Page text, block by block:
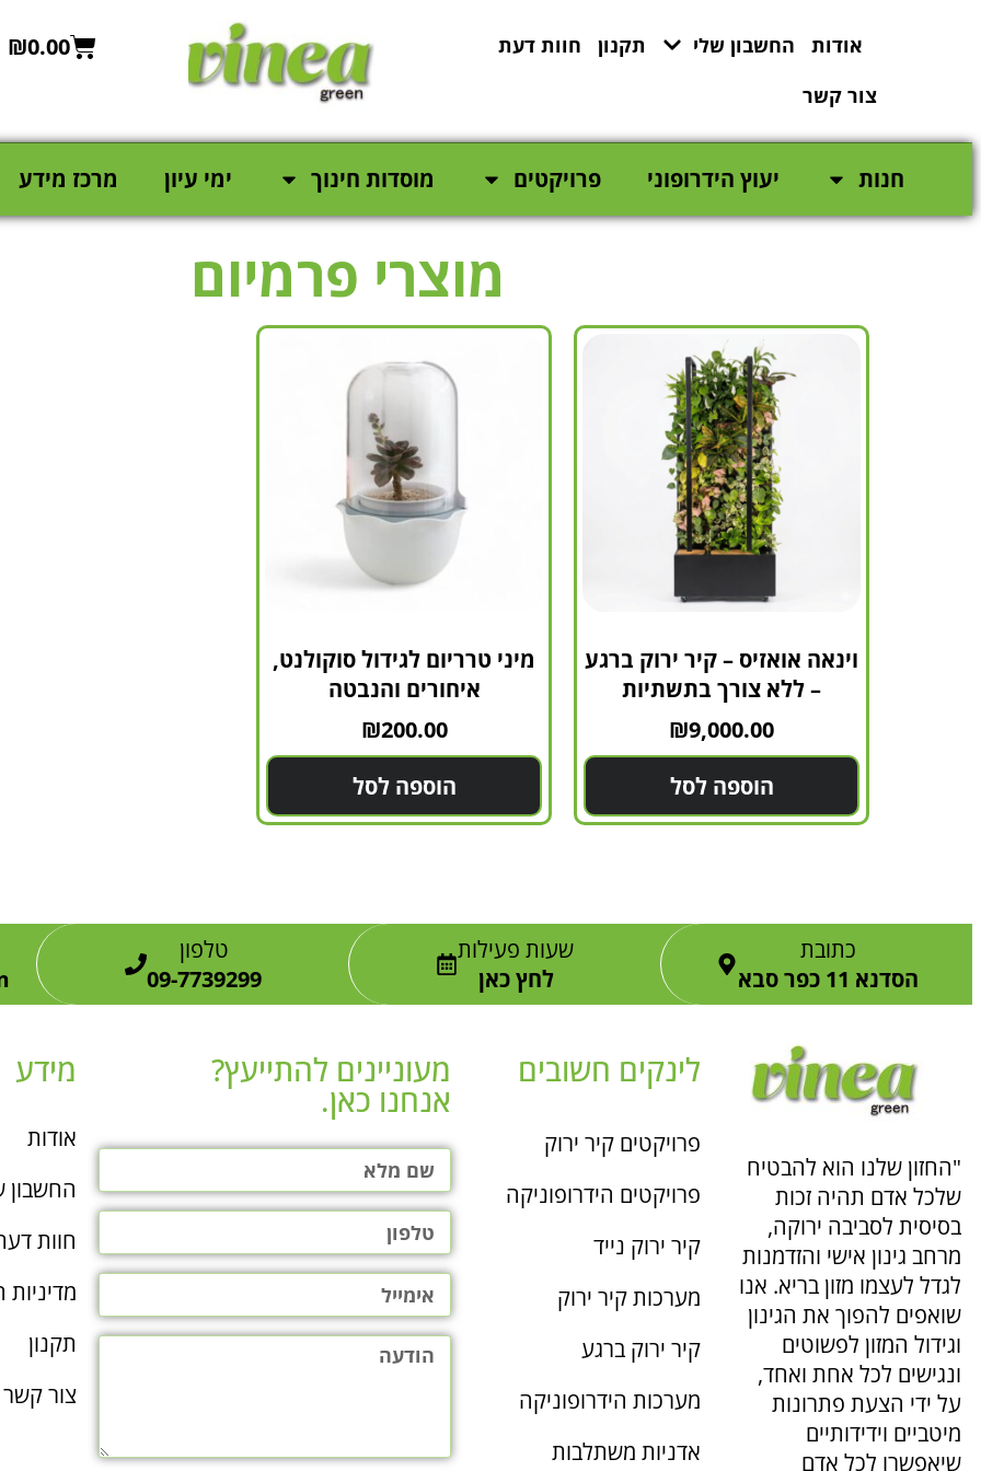
אודות החשבון שלי תקנון
חוות דעת
צור קשר
₪0.00
חנות יעוץ הידרופוני פרויקטים מוסדות חינוך ימי עיון מרכז מידע
מוצרי פרמיום
וינאה אואזיס – קיר ירוק ברגע
– ללא צורך בתשתיות
₪9,000.00
הוספה לסל
מיני טרריום לגידול סוקולנט,
איחורים והנבטה
₪200.00
הוספה לסל
כתובת
הסדנא 11 כפר סבא
שעות פעילות
לחץ כאן
טלפון
09-7739299
"החזון שלנו הוא להבטיח
שלכל אדם תהיה זכות
בסיסית לסביבה ירוקה,
מרחב גינון אישי והזדמנות
לגדל לעצמו מזון בריא. אנו
שואפים להפוך את הגינון
וגידול המזון לפשוטים
ונגישים לכל אחת ואחד,
על ידי הצעת פתרונות
מיטביים וידידותיים
שיאפשרו לכל אדם
לינקים חשובים
פרויקטים קיר ירוק
פרויקטים הידרופוניקה
קיר ירוק נייד
מערכות קיר ירוק
קיר ירוק ברגע
מערכות הידרופוניקה
אדניות משתלבות
מעוניינים להתייעץ?
אנחנו כאן.​
מידע
אודות
החשבון
חוות
מדיניות
תקנון
צור קשר